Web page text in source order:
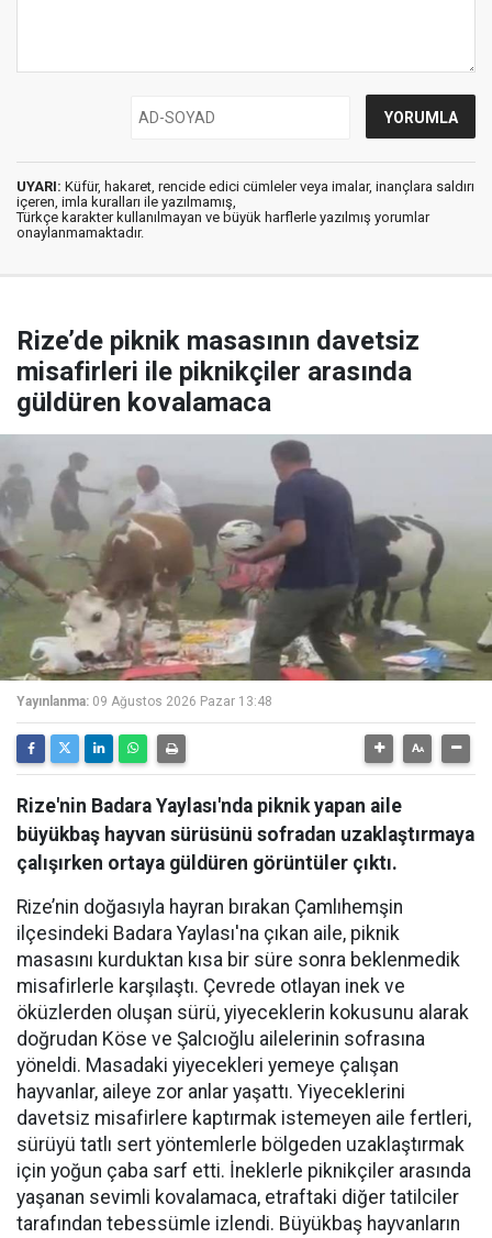
UYARI: Küfür, hakaret, rencide edici cümleler veya imalar, inançlara saldırı
içeren, imla kuralları ile yazılmamış,
Türkçe karakter kullanılmayan ve büyük harflerle yazılmış yorumlar
onaylanmamaktadır.
Rize’de piknik masasının davetsiz
misafirleri ile piknikçiler arasında
güldüren kovalamaca
Yayınlanma: 09 Ağustos 2026 Pazar 13:48
Rize'nin Badara Yaylası'nda piknik yapan aile
büyükbaş hayvan sürüsünü sofradan uzaklaştırmaya
çalışırken ortaya güldüren görüntüler çıktı.
Rize’nin doğasıyla hayran bırakan Çamlıhemşin
ilçesindeki Badara Yaylası'na çıkan aile, piknik
masasını kurduktan kısa bir süre sonra beklenmedik
misafirlerle karşılaştı. Çevrede otlayan inek ve
öküzlerden oluşan sürü, yiyeceklerin kokusunu alarak
doğrudan Köse ve Şalcıoğlu ailelerinin sofrasına
yöneldi. Masadaki yiyecekleri yemeye çalışan
hayvanlar, aileye zor anlar yaşattı. Yiyeceklerini
davetsiz misafirlere kaptırmak istemeyen aile fertleri,
sürüyü tatlı sert yöntemlerle bölgeden uzaklaştırmak
için yoğun çaba sarf etti. İneklerle piknikçiler arasında
yaşanan sevimli kovalamaca, etraftaki diğer tatilciler
tarafından tebessümle izlendi. Büyükbaş hayvanların